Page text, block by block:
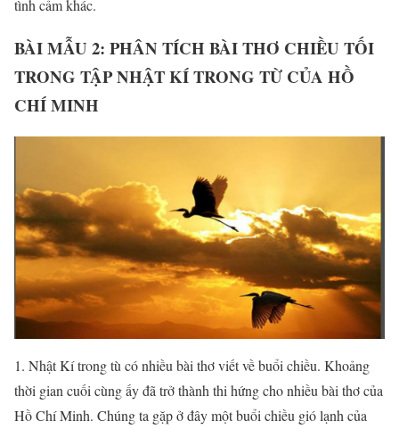
tình cảm khác.
BÀI MẪU 2: PHÂN TÍCH BÀI THƠ CHIỀU TỐI
TRONG TẬP NHẬT KÍ TRONG TỪ CỦA HỒ
CHÍ MINH
1. Nhật Kí trong tù có nhiều bài thơ viết về buổi chiều. Khoảng
thời gian cuối cùng ấy đã trở thành thi hứng cho nhiều bài thơ của
Hồ Chí Minh. Chúng ta gặp ở đây một buổi chiều gió lạnh của